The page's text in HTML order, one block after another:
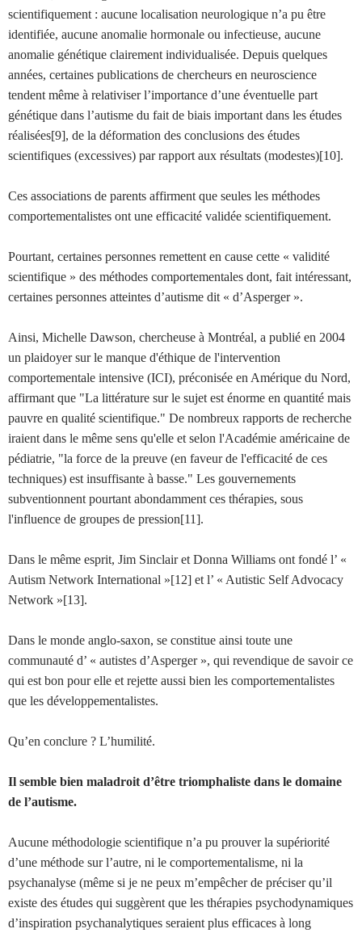
scientifiquement : aucune localisation neurologique n’a pu être
identifiée, aucune anomalie hormonale ou infectieuse, aucune
anomalie génétique clairement individualisée. Depuis quelques
années, certaines publications de chercheurs en neuroscience
tendent même à relativiser l’importance d’une éventuelle part
génétique dans l’autisme du fait de biais important dans les études
réalisées[9], de la déformation des conclusions des études
scientifiques (excessives) par rapport aux résultats (modestes)[10].
Ces associations de parents affirment que seules les méthodes
comportementalistes ont une efficacité validée scientifiquement.
Pourtant, certaines personnes remettent en cause cette « validité
scientifique » des méthodes comportementales dont, fait intéressant,
certaines personnes atteintes d’autisme dit « d’Asperger ».
Ainsi, Michelle Dawson, chercheuse à Montréal, a publié en 2004
un plaidoyer sur le manque d'éthique de l'intervention
comportementale intensive (ICI), préconisée en Amérique du Nord,
affirmant que "La littérature sur le sujet est énorme en quantité mais
pauvre en qualité scientifique." De nombreux rapports de recherche
iraient dans le même sens qu'elle et selon l'Académie américaine de
pédiatrie, "la force de la preuve (en faveur de l'efficacité de ces
techniques) est insuffisante à basse." Les gouvernements
subventionnent pourtant abondamment ces thérapies, sous
l'influence de groupes de pression[11].
Dans le même esprit, Jim Sinclair et Donna Williams ont fondé l’ «
Autism Network International »[12] et l’ « Autistic Self Advocacy
Network »[13].
Dans le monde anglo-saxon, se constitue ainsi toute une
communauté d’ « autistes d’Asperger », qui revendique de savoir ce
qui est bon pour elle et rejette aussi bien les comportementalistes
que les développementalistes.
Qu’en conclure ? L’humilité.
Il semble bien maladroit d’être triomphaliste dans le domaine
de l’autisme.
Aucune méthodologie scientifique n’a pu prouver la supériorité
d’une méthode sur l’autre, ni le comportementalisme, ni la
psychanalyse (même si je ne peux m’empêcher de préciser qu’il
existe des études qui suggèrent que les thérapies psychodynamiques
d’inspiration psychanalytiques seraient plus efficaces à long